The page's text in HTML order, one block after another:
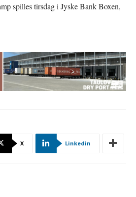
spilles tirsdag i Jyske Bank Boxen,
X Linkedin